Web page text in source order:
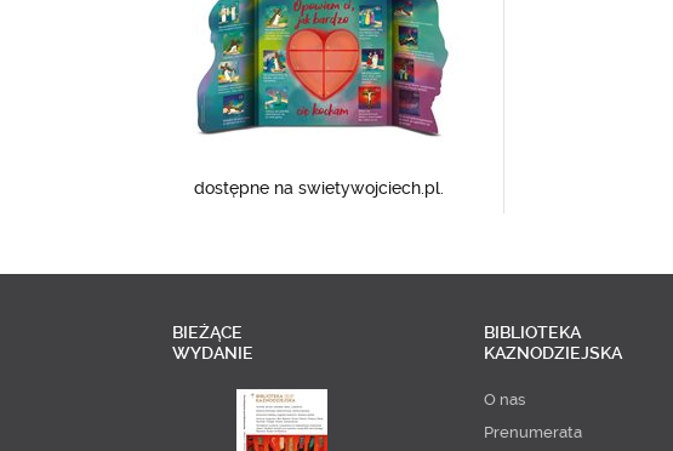
dostępne na swietywojciech.pl.
BIEŻĄCE
WYDANIE
BIBLIOTEKA
KAZNODZIEJSKA
O nas
Prenumerata